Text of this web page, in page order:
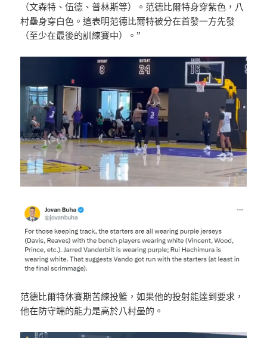
（文森特、伍德、普林斯等）。范德比爾特身穿紫色，八
村壘身穿白色。這表明范德比爾特被分在首發一方先發
（至少在最後的訓練賽中）。”
范德比爾特休賽期苦練投籃，如果他的投射能達到要求，
他在防守端的能力是高於八村壘的。